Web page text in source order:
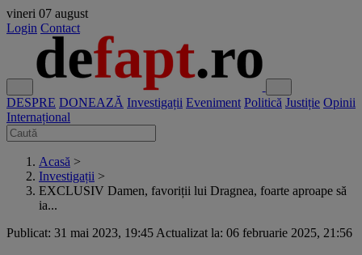
vineri 07 august
Login Contact
DESPRE DONEAZĂ Investigații Eveniment Politică Justiție Opinii
Internațional
Acasă >
Investigații >
EXCLUSIV Damen, favoriții lui Dragnea, foarte aproape să
ia...
Publicat: 31 mai 2023, 19:45 Actualizat la: 06 februarie 2025, 21:56